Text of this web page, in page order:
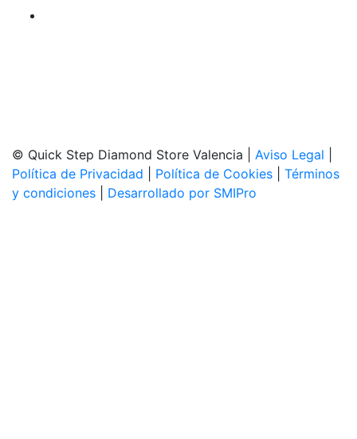
© Quick Step Diamond Store Valencia | Aviso Legal
Política de Privacidad
Política de Cookies
Términos
y condiciones
Desarrollado por SMIPro